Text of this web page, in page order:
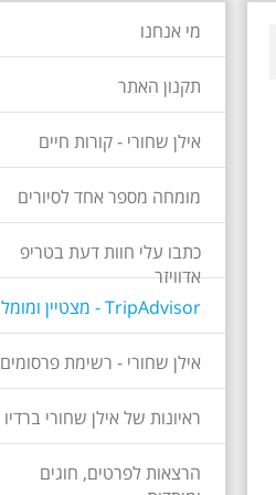
מי אנחנו
תקנון האתר
אילן שחורי - קורות חיים
מומחה מספר אחד לסיורים
כתבו עלי חוות דעת בטריפ
אדוויזר
TripAdvisor - מצטיין ומומלץ
אילן שחורי - רשימת פרסומים
ראיונות של אילן שחורי ברדיו
הרצאות לפרטים, חוגים